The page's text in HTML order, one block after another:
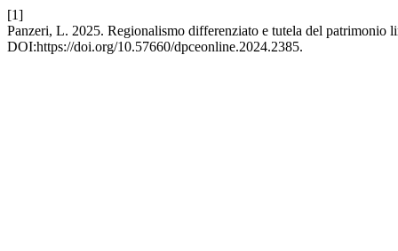
[1]
Panzeri, L. 2025. Regionalismo differenziato e tutela del
DOI:https://doi.org/10.57660/dpceonline.2024.2385.